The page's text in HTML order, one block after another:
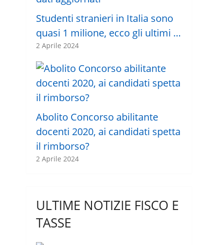
Studenti stranieri in Italia sono
quasi 1 milione, ecco gli ultimi …
2 Aprile 2024
Abolito Concorso abilitante
docenti 2020, ai candidati spetta
il rimborso?
2 Aprile 2024
ULTIME NOTIZIE FISCO E
TASSE